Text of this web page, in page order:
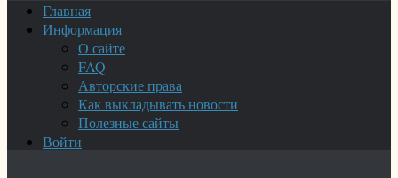
Главная
Информация
О сайте
FAQ
Авторские права
Как выкладывать новости
Полезные сайты
Войти